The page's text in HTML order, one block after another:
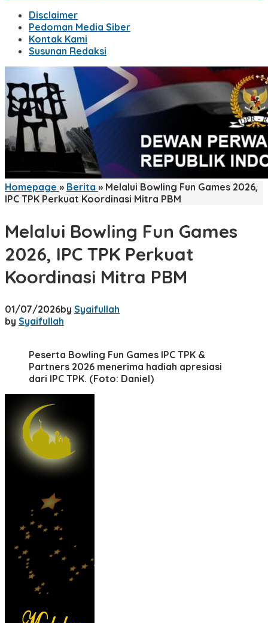
Disclaimer
Pedoman Media Siber
Kontak Kami
Susunan Redaksi
Homepage » Berita » Melalui Bowling Fun Games 2026,
IPC TPK Perkuat Koordinasi Mitra PBM
Melalui Bowling Fun Games
2026, IPC TPK Perkuat
Koordinasi Mitra PBM
01/07/2026by Syaifullah
by Syaifullah
Peserta Bowling Fun Games IPC TPK &
Partners 2026 menerima hadiah apresiasi
dari IPC TPK. (Foto: Daniel)